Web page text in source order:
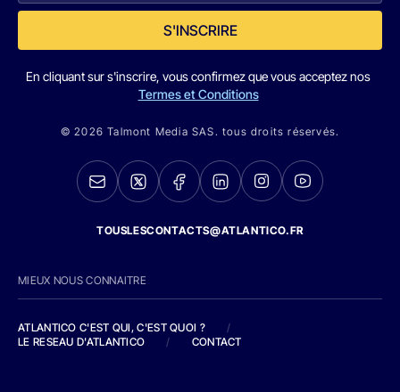
S'INSCRIRE
En cliquant sur s'inscrire, vous confirmez que vous acceptez nos
Termes et Conditions
© 2026 Talmont Media SAS. tous droits réservés.
TOUSLESCONTACTS@ATLANTICO.FR
MIEUX NOUS CONNAITRE
ATLANTICO C'EST QUI, C'EST QUOI ?
/
LE RESEAU D'ATLANTICO
/ CONTACT